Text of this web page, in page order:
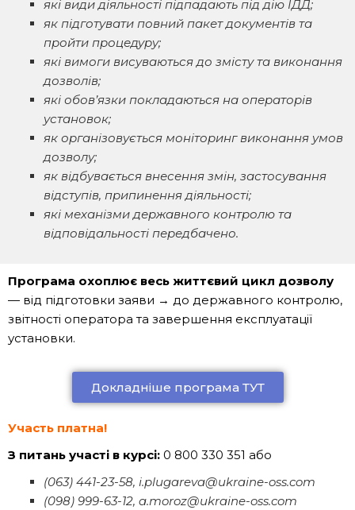
які види діяльності підпадають під дію ІДД;
як підготувати повний пакет документів та
пройти процедуру;
які вимоги висуваються до змісту та виконання
дозволів;
які обов’язки покладаються на операторів
установок;
як організовується моніторинг виконання умов
дозволу;
як відбувається внесення змін, застосування
відступів, припинення діяльності;
які механізми державного контролю та
відповідальності передбачено.
Програма охоплює весь життєвий цикл дозволу
— від підготовки заяви → до державного контролю,
звітності оператора та завершення експлуатації
установки.
Докладніше програма ТУТ
Участь платна!
З питань участі в курсі: 0 800 330 351 або
(063) 441-23-58, i.plugareva@ukraine-oss.com
(098) 999-63-12, a.moroz@ukraine-oss.com